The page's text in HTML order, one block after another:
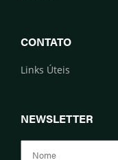
CONTATO
Links Úteis
NEWSLETTER